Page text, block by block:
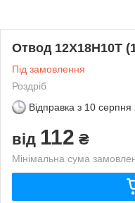
Отвод 12Х18Н10Т
Під замовлення
Роздріб
Відправка з 10 серпня
від 112 ₴
Мінімальна сума